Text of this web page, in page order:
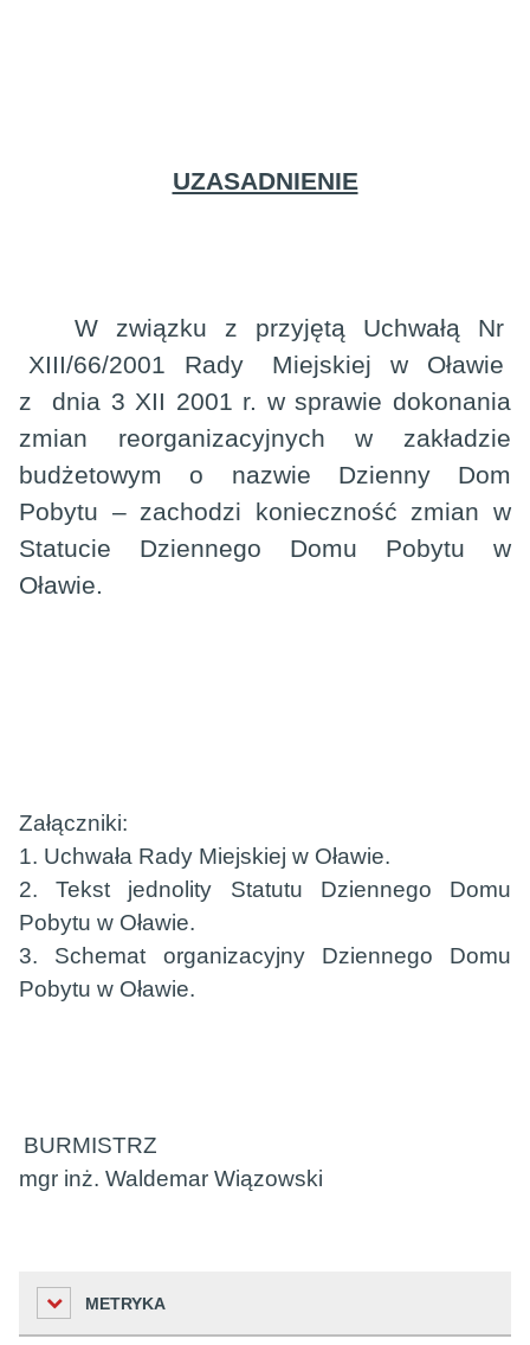
UZASADNIENIE
W związku z przyjętą Uchwałą
Nr
XIII/66/2001
Rady Miejskiej w
Oławie
z
dnia 3 XII 2001 r. w sprawie dokonania
zmian reorganizacyjnych w zakładzie
budżetowym o nazwie Dzienny Dom
Pobytu – zachodzi konieczność zmian w
Statucie Dziennego Domu Pobytu w
Oławie.
Załączniki:
1. Uchwała Rady Miejskiej w Oławie.
2. Tekst jednolity Statutu Dziennego Domu
Pobytu w Oławie.
3. Schemat organizacyjny Dziennego Domu
Pobytu w Oławie.
BURMISTRZ
mgr inż. Waldemar Wiązowski
METRYKA